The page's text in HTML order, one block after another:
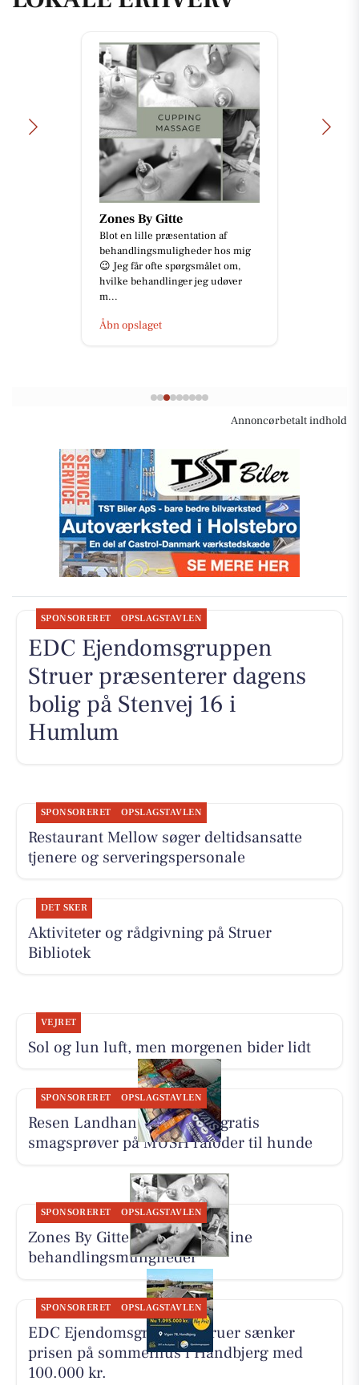
Zones By Gitte
Blot en lille præsentation af
behandlingsmuligheder hos mig
😉 Jeg får ofte spørgsmålet om,
hvilke behandlinger jeg udøver
m...
Åbn opslaget
Annoncørbetalt indhold
SPONSORERET OPSLAGSTAVLEN
EDC Ejen­doms­grup­pen
Struer præsenterer dagens
bolig på Stenvej 16 i
Humlum
SPONSORERET OPSLAGSTAVLEN
Restaurant Mellow søger deltidsansatte
tjenere og serveringspersonale
DET SKER
Aktiviteter og rådgivning på Struer
Bibliotek
VEJRET
Sol og lun luft, men morgenen bider lidt
SPONSORERET OPSLAGSTAVLEN
Resen Landhandel tilbyder gratis
smagsprøver på MUSH råfoder til hunde
SPONSORERET OPSLAGSTAVLEN
Zones By Gitte præsenterer sine
behandlingsmuligheder
SPONSORERET OPSLAGSTAVLEN
EDC Ejen­doms­grup­pen Struer sænker
prisen på sommerhus i Handbjerg med
100.000 kr.